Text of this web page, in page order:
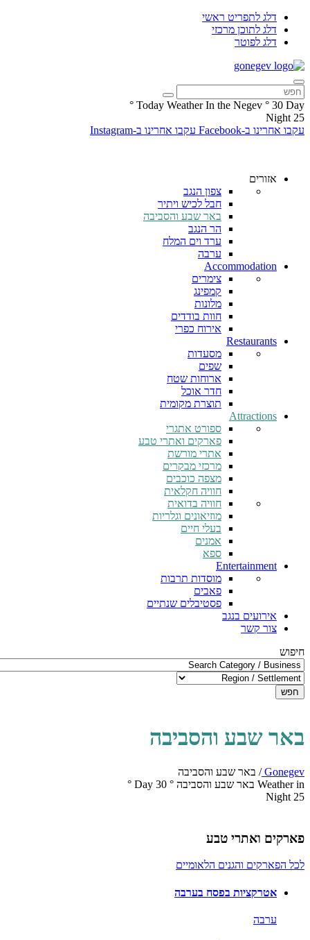
דלג לתפריט ראשי
דלג לתוכן מרכזי
דלג לפוטר
Today Weather In the Negev ° 30 Day
°
25
Night
עקבו אחרינו ב-Facebook
עקבו אחרינו ב-Instagram
אזורים
צפון הנגב
חבל לכיש ויתיר
באר שבע והסביבה
הר הנגב
ערד וים המלח
ערבה
Accommodation
צימרים
קמפינג
מלונות
חוות בודדים
אירוח כפרי
Restaurants
מסעדות
שפים
ארוחות שטח
חדר אוכל
תוצרת מקומית
Attractions
ספורט אתגרי
פארקים ואתרי טבע
אתרי מורשת
מרכזי מבקרים
מצפה כוכבים
חוויה חקלאית
חוויה בדואית
מוזיאונים וגלריות
בעלי חיים
אמנים
ספא
Entertainment
מוסדות תרבות
פאבים
פסטיבלים שנתיים
אירועים בנגב
צור קשר
חיפוש
חפש
באר שבע והסביבה
Gonegev
/ באר שבע והסביבה
Weather in באר שבע והסביבה
°
30
Day
°
25
Night
פארקים ואתרי טבע
לכל הפארקים והגנים הלאומיים
אטרקציות בפסח בערבה
ערבה